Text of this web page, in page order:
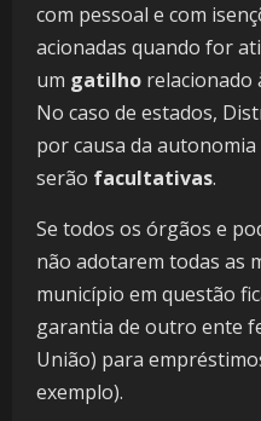
com pessoal e com
acionadas quando for
um gatilho relacionado
No caso de estados,
por causa da
serão facultativas.
Se todos os órgãos e
não adotarem todas as
município em questão
garantia de outro ente
União) para
exemplo).